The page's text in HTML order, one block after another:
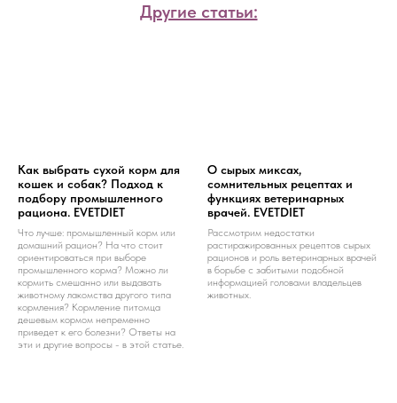
Другие статьи:
Как выбрать сухой корм для
кошек и собак? Подход к
подбору промышленного
рациона. EVETDIET
Что лучше: промышленный корм или
домашний рацион? На что стоит
ориентироваться при выборе
промышленного корма? Можно ли
кормить смешанно или выдавать
животному лакомства другого типа
кормления? Кормление питомца
дешевым кормом непременно
приведет к его болезни? Ответы на
эти и другие вопросы - в этой статье.
О сырых миксах,
сомнительных рецептах и
функциях ветеринарных
врачей. EVETDIET
Рассмотрим недостатки
растиражированных рецептов сырых
рационов и роль ветеринарных врачей
в борьбе с забитыми подобной
информацией головами владельцев
животных.